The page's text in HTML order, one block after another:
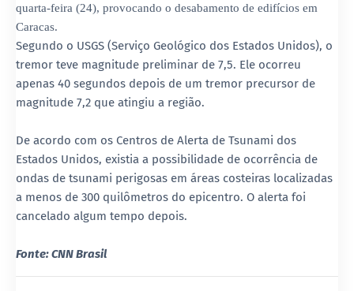
quarta-feira (24), provocando o desabamento de edifícios em
Caracas.
Segundo o USGS (Serviço Geológico dos Estados Unidos), o
tremor teve magnitude preliminar de 7,5. Ele ocorreu
apenas 40 segundos depois de um tremor precursor de
magnitude 7,2 que atingiu a região.
De acordo com os Centros de Alerta de Tsunami dos
Estados Unidos, existia a possibilidade de ocorrência de
ondas de tsunami perigosas em áreas costeiras localizadas
a menos de 300 quilômetros do epicentro. O alerta foi
cancelado algum tempo depois.
Fonte: CNN Brasil